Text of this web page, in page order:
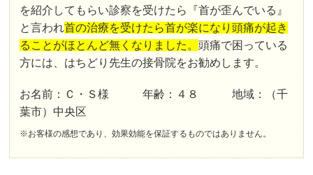
を紹介してもらい診察を受けたら『首が歪んでいる』
と言われ首の治療を受けたら首が楽になり頭痛が起き
ることがほとんど無くなりました。頭痛で困っている
方には、はちどり先生の接骨院をお勧めします。
お名前：Ｃ・Ｓ様 年齢：４８ 地域：（千
葉市）中央区
※お客様の感想であり、効果効能を保証するものではありません。